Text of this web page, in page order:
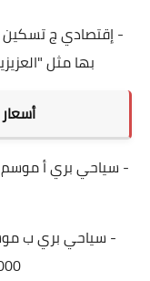
- إقتصادي ج تسكين
بها مثل "العزيزية
أسعار
2000 متر: